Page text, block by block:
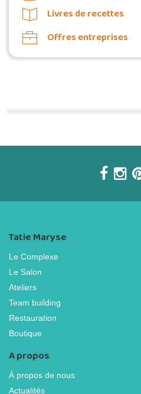
Livres de recettes
Offres entreprises
Tatie Maryse
Le Complexe
Le Salon
Ateliers
Team building
Restauration
Boutique
A propos
À propos de nous
Actualités